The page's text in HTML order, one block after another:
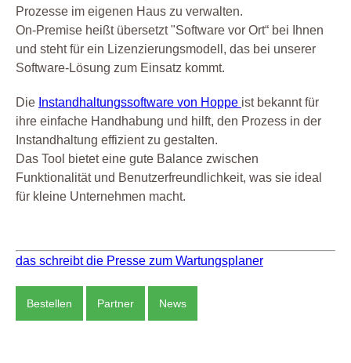
Prozesse im eigenen Haus zu verwalten.
On-Premise heißt übersetzt "Software vor Ort“ bei Ihnen
und steht für ein Lizenzierungsmodell, das bei unserer
Software-Lösung zum Einsatz kommt.
Die Instandhaltungssoftware von Hoppe ist bekannt für
ihre einfache Handhabung und hilft, den Prozess in der
Instandhaltung effizient zu gestalten.
Das Tool bietet eine gute Balance zwischen
Funktionalität und Benutzerfreundlichkeit, was sie ideal
für kleine Unternehmen macht.
das schreibt die Presse zum Wartungsplaner
Bestellen Partner News